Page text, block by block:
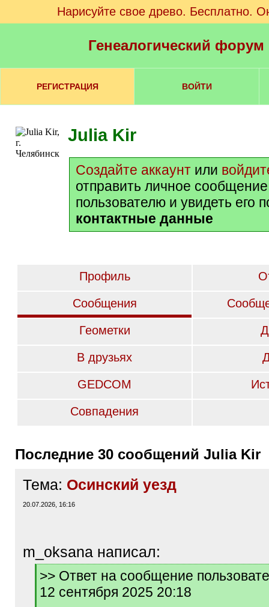
Нарисуйте свое древо. Бесплатно.
Генеалогический
РЕГИСТРАЦИЯ ВОЙТИ
Julia Kir
Создайте аккаунт или
отправить личное
пользователю и увидеть его
контактные данные
Профиль
Сообщения
Геометки
В друзьях
GEDCOM
Совпадения
Последние 30 сообщений Julia Kir
Тема: Осинский уезд
20.07.2026, 16:16
m_oksana написал:
[
]
>> Ответ на сообщение
12 сентября 2025 20:18